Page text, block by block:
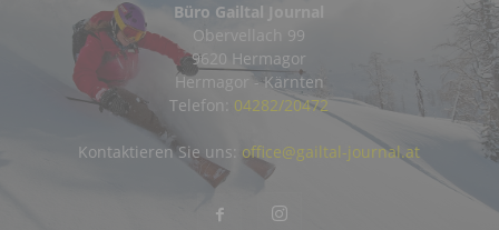
Büro Gailtal Journal
Obervellach 99
9620 Hermagor
Hermagor - Kärnten
Telefon: 04282/20472
Kontaktieren Sie uns: office@gailtal-journal.at